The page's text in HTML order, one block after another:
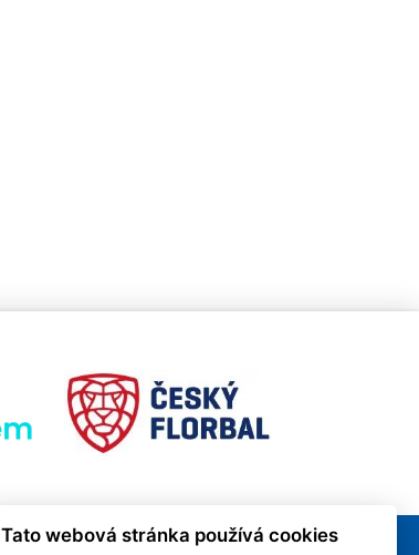
Tato webová stránka používá cookies